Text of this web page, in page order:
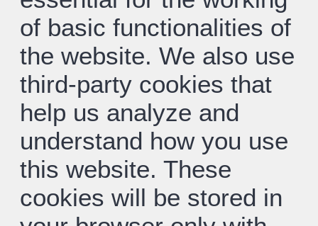
of basic functionalities of
the website. We also use
third-party cookies that
help us analyze and
understand how you use
this website. These
cookies will be stored in